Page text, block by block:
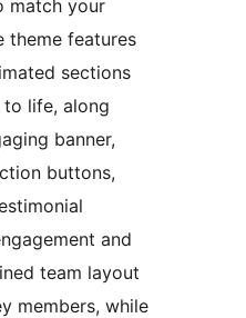
match your
theme features
sections
life, along
banner,
buttons,
and
team layout
members, while